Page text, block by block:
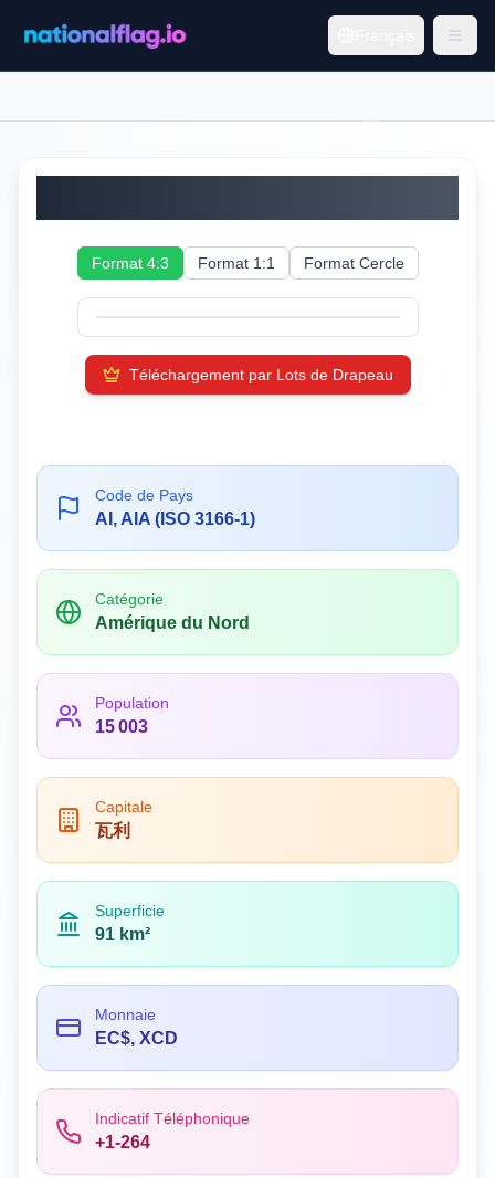
Format 4:3 Format 1:1 Format Cercle
Téléchargement par Lots de Drapeau
Code de Pays
AI, AIA (ISO 3166-1)
Catégorie
Amérique du Nord
Population
15 003
Capitale
瓦利
Superficie
91 km²
Monnaie
EC$, XCD
Indicatif Téléphonique
+1-264